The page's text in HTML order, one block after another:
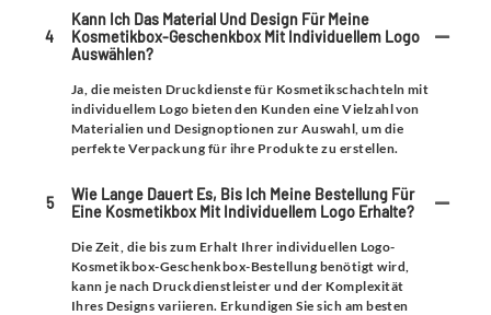
4
Kann Ich Das Material Und Design Für Meine
Kosmetikbox-Geschenkbox Mit Individuellem Logo
Auswählen?
Ja, die meisten Druckdienste für Kosmetikschachteln mit
individuellem Logo bieten den Kunden eine Vielzahl von
Materialien und Designoptionen zur Auswahl, um die
perfekte Verpackung für ihre Produkte zu erstellen.
5
Wie Lange Dauert Es, Bis Ich Meine Bestellung Für
Eine Kosmetikbox Mit Individuellem Logo Erhalte?
Die Zeit, die bis zum Erhalt Ihrer individuellen Logo-
Kosmetikbox-Geschenkbox-Bestellung benötigt wird,
kann je nach Druckdienstleister und der Komplexität
Ihres Designs variieren. Erkundigen Sie sich am besten